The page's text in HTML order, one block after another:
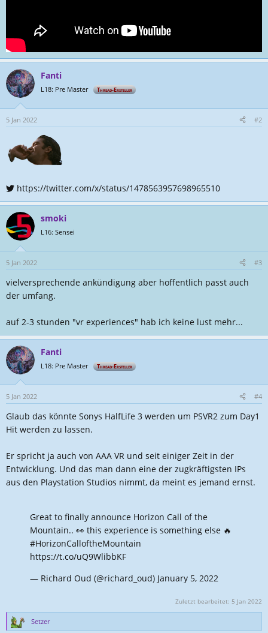
Fanti
L18: Pre Master Thread-Ersteller
5 Jan 2022 #2
https://twitter.com/x/status/1478563957698965510
smoki
L16: Sensei
5 Jan 2022 #3
vielversprechende ankündigung aber hoffentlich passt auch
der umfang.
auf 2-3 stunden "vr experiences" hab ich keine lust mehr...
Fanti
L18: Pre Master Thread-Ersteller
5 Jan 2022 #4
Glaub das könnte Sonys HalfLife 3 werden um PSVR2 zum Day1
Hit werden zu lassen.
Er spricht ja auch von AAA VR und seit einiger Zeit in der
Entwicklung. Und das man dann eine der zugkräftigsten IPs
aus den Playstation Studios nimmt, da meint es jemand ernst.
Great to finally announce Horizon Call of the
Mountain.. 👀 this experience is something else 🔥
#HorizonCalloftheMountain
https://t.co/uQ9WlibbKF
— Richard Oud (@richard_oud) January 5, 2022
Zuletzt bearbeitet: 5 Jan 2022
R
Setzer